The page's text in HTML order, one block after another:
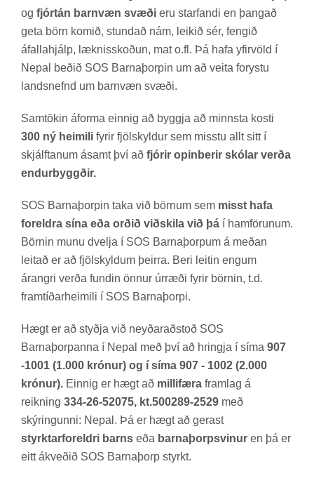
og fjórtán barnvæn svæði eru starf­andi en þang­að
geta börn kom­ið, stund­að nám, leik­ið sér, feng­ið
áfalla­hjálp, lækn­is­skoð­un, mat o.fl. Þá hafa yf­ir­völd í
Nepal beð­ið SOS Barna­þorp­in um að veita for­ystu
lands­nefnd um barn­væn svæði.
Sam­tök­in áforma einnig að byggja að minnsta kosti
300 ný heimili fyr­ir fjöl­skyld­ur sem misstu allt sitt í
skjálft­an­um ásamt því að fjórir opinberir skólar verða
endurbyggðir.
SOS Barna­þorp­in taka við börn­um sem misst hafa
foreldra sína eða orðið viðskila við þá í ham­förun­um.
Börn­in munu dvelja í SOS Barna­þorp­um á með­an
leit­að er að fjöl­skyld­um þeirra. Beri leit­in eng­um
ár­angri verða fund­in önn­ur úr­ræði fyr­ir börn­in, t.d.
fram­tíð­ar­heim­ili í SOS Barna­þorpi.
Hægt er að styðja við neyð­ar­að­stoð SOS
Barna­þorp­anna í Nepal með því að hringja í síma 907
-1001 (1.000 krónur) og í síma 907 - 1002 (2.000
krónur). Einnig er hægt að millifæra fram­lag á
reikn­ing 334-26-52075, kt.500289-2529 með
skýr­ing­unni: Nepal. Þá er hægt að ger­ast
styrktarforeldri barns eða barnaþorpsvinur en þá er
eitt ákveð­ið SOS Barna­þorp styrkt.